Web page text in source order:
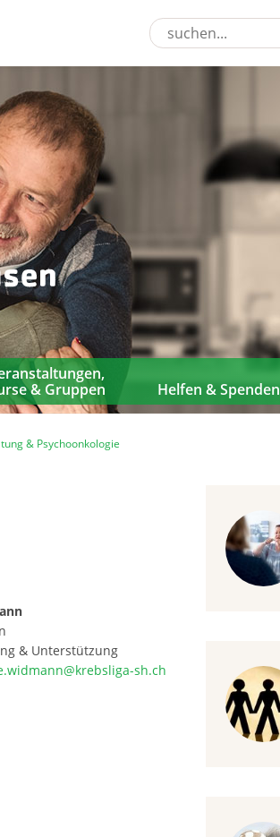
& Gruppen
Helfen & Spenden
& Psychoonkologie
& Unterstützung
sh.ch